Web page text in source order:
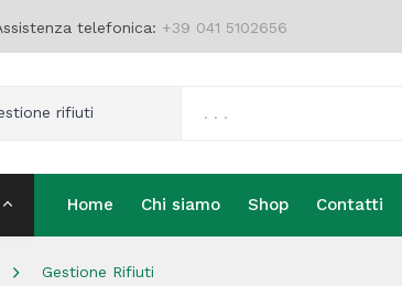
telefonica: +39 041 5102656
rifiuti
Home Chi siamo Shop Contatti
Home Chi siamo
Gestione Rifiuti